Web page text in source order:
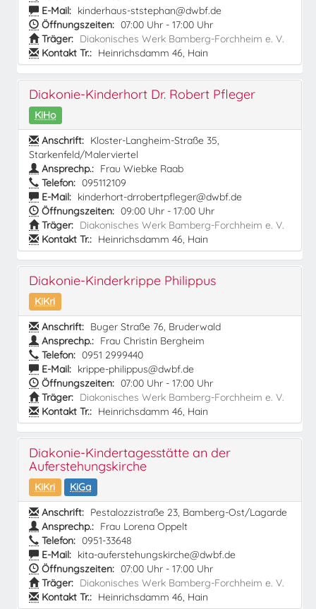
E-Mail: kinderhaus-ststephan@dwbf.de
Öffnungszeiten: 07:00 Uhr - 17:00 Uhr
Träger: Diakonisches Werk Bamberg-Forchheim e. V.
Kontakt Tr.: Heinrichsdamm 46, Hain
Diakonie-Kinderhort Dr. Robert Pfleger
KiHo
Anschrift: Kloster-Langheim-Straße 35,
Starkenfeld/Malerviertel
Ansprechp.: Frau Wiebke Raab
Telefon: 095112109
E-Mail: kinderhort-drrobertpfleger@dwbf.de
Öffnungszeiten: 09:00 Uhr - 17:00 Uhr
Träger: Diakonisches Werk Bamberg-Forchheim e. V.
Kontakt Tr.: Heinrichsdamm 46, Hain
Diakonie-Kinderkrippe Philippus
KiKri
Anschrift: Buger Straße 76, Bruderwald
Ansprechp.: Frau Christin Bergheim
Telefon: 0951 2999440
E-Mail: krippe-philippus@dwbf.de
Öffnungszeiten: 07:00 Uhr - 17:00 Uhr
Träger: Diakonisches Werk Bamberg-Forchheim e. V.
Kontakt Tr.: Heinrichsdamm 46, Hain
Diakonie-Kindertagesstätte an der
Auferstehungskirche
KiKri
KiGa
Anschrift: Pestalozzistraße 23, Bamberg-Ost/Lagarde
Ansprechp.: Frau Lorena Oppelt
Telefon: 0951-33648
E-Mail: kita-auferstehungskirche@dwbf.de
Öffnungszeiten: 07:00 Uhr - 17:00 Uhr
Träger: Diakonisches Werk Bamberg-Forchheim e. V.
Kontakt Tr.: Heinrichsdamm 46, Hain